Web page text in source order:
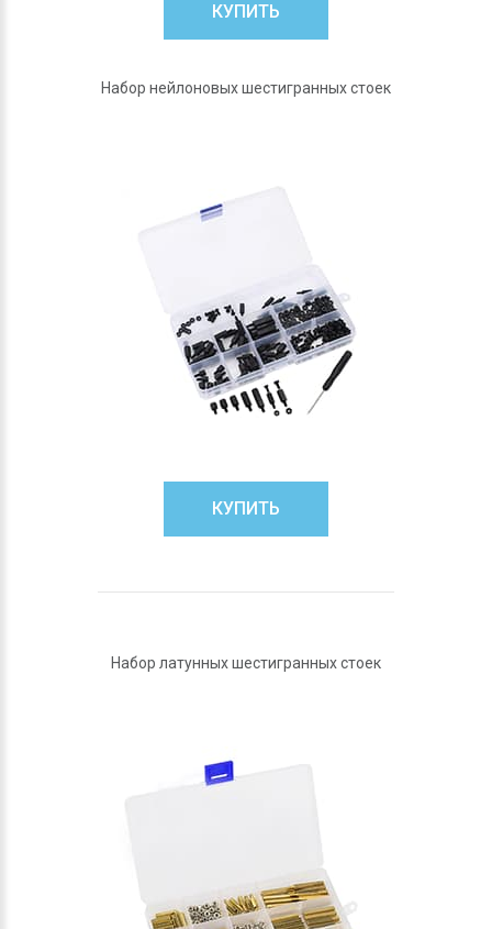
КУПИТЬ
Набор нейлоновых шестигранных стоек
КУПИТЬ
Набор латунных шестигранных стоек